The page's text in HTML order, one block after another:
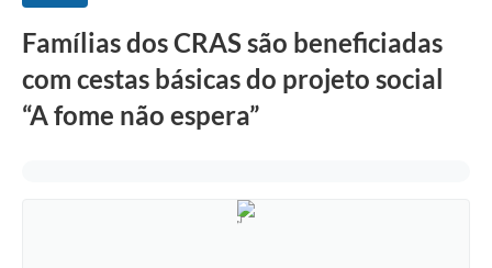
Famílias dos CRAS são beneficiadas
com cestas básicas do projeto social
“A fome não espera”